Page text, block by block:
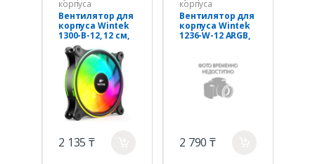
корпуса
Вентилятор для
корпуса Wintek
1300-B-12, 12 см,
4 pin MOLEX,
fRGB
2 135 ₸
корпуса
Вентилятор для
корпуса Wintek
1236-W-12 ARGB,
White
2 790 ₸